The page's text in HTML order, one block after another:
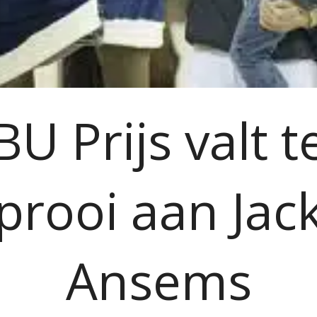
Prijs valt
aan
Ansems